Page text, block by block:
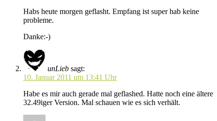
Habs heute morgen geflasht. Empfang ist super hab keine
probleme.
Danke:-)
unLieb sagt:
10. Januar 2011 um 13:41 Uhr
Habe es mir auch gerade mal geflashed. Hatte noch eine ältere
32.49iger Version. Mal schauen wie es sich verhält.